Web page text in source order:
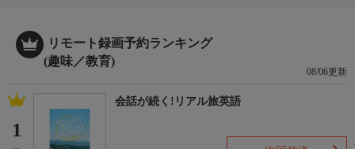
リモート録画予約ランキング
(趣味／教育)
08/06更新
1
会話が続く!リアル旅英語